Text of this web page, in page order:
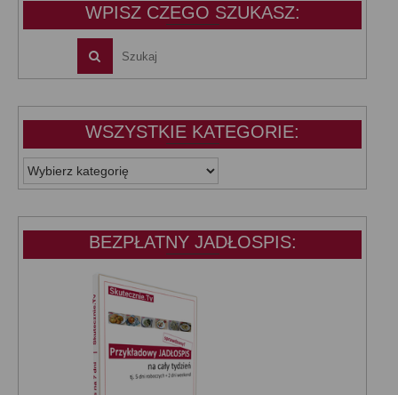
WPISZ CZEGO SZUKASZ:
WSZYSTKIE KATEGORIE:
WSZYSTKIE
KATEGORIE:
BEZPŁATNY JADŁOSPIS: